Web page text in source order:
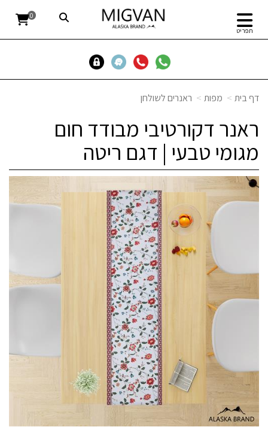
תפריט
0
דף בית מפות ראנרים לשולחן
ראנר דקורטיבי מבודד חום
מגומי טבעי | דגם ריטה